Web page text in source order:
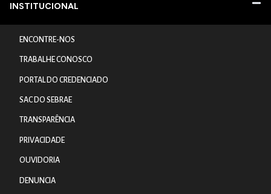
INSTITUCIONAL
ENCONTRE-NOS
TRABALHE CONOSCO
PORTAL DO CREDENCIADO
SAC DO SEBRAE
TRANSPARÊNCIA
PRIVACIDADE
OUVIDORIA
DENUNCIA